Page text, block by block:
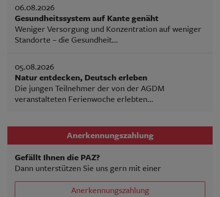
06.08.2026
Gesundheitssystem auf Kante genäht
Weniger Versorgung und Konzentration auf weniger
Standorte – die Gesundheit...
05.08.2026
Natur entdecken, Deutsch erleben
Die jungen Teilnehmer der von der AGDM
veranstalteten Ferienwoche erlebten...
Anerkennungszahlung
Gefällt Ihnen die PAZ?
Dann unterstützen Sie uns gern mit einer
Anerkennungszahlung